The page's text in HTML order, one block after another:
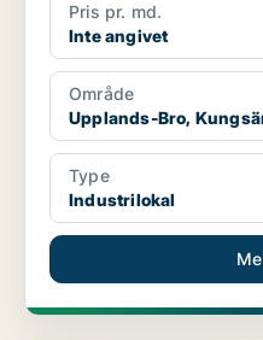
Pris pr. md.
Inte angivet
Område
Upplands-Bro,
Type
Industrilokal